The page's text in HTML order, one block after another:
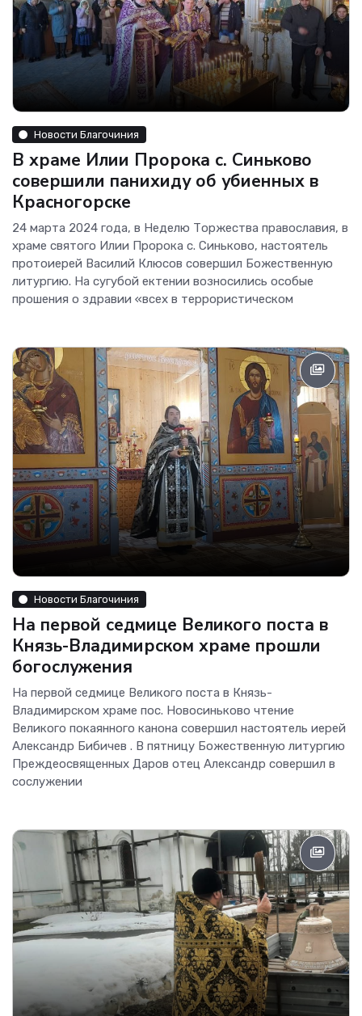
Новости Благочиния
В храме Илии Пророка с. Синьково
совершили панихиду об убиенных в
Красногорске
24 марта 2024 года, в Неделю Торжества православия, в
храме святого Илии Пророка с. Синьково, настоятель
протоиерей Василий Клюсов совершил Божественную
литургию. На сугубой ектении возносились особые
прошения о здравии «всех в террористическом
Новости Благочиния
На первой седмице Великого поста в
Князь-Владимирском храме прошли
богослужения
На первой седмице Великого поста в Князь-
Владимирском храме пос. Новосиньково чтение
Великого покаянного канона совершил настоятель иерей
Александр Бибичев . В пятницу Божественную литургию
Преждеосвященных Даров отец Александр совершил в
сослужении